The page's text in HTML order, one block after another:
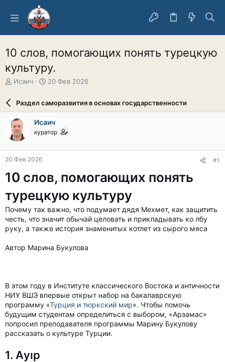
10 слов, помогающих понять турецкую
культуру.
А
о
р
т
е
м
ы
Исаич
Д
а
а
ч
л
20 Фев 2026
Раздел саморазвития в основах государственности
Исаич
куратор
20 Фев 2026 #1
10 слов, помогающих понять
турецкую культуру
Почему так важно, что подумает дядя Мехмет, как защитить
честь, что значит обычай целовать и прикладывать ко лбу
руку, а также история знаменитых котлет из сырого мяса
Автор Марина Букулова
В этом году в Институте классического Востока и античности
НИУ ВШЭ впервые открыт набор на бакалаврскую
программу «Турция и тюркский мир». Чтобы помочь
будущим студентам определиться с выбором, «Арзамас»
попросил преподавателя программы Марину Букулову
рассказать о культуре Турции.
1. Аyıp